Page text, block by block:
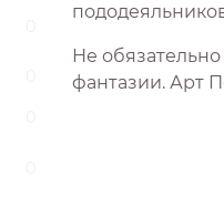
0
0
0
0
Не
фантазии. Арт